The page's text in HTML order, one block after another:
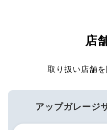
店
取り扱い店舗を
アップガレージ